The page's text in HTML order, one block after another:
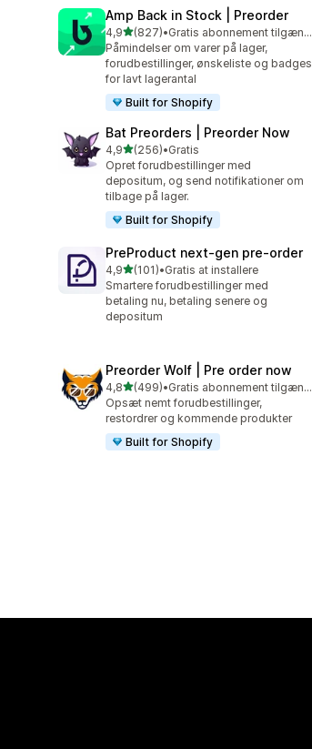
Amp Back in Stock | Preorder
4,9ud af 5 stjerner
(827)
827 anmeldelser i alt
•
Gratis abonnement tilgængeligt
Påmindelser om varer på lager,
forudbestillinger, ønskeliste og badges
for lavt lagerantal
Built for Shopify
Bat Preorders | Preorder Now
4,9ud af 5 stjerner
(256)
256 anmeldelser i alt
•Gratis
Opret forudbestillinger med
depositum, og send notifikationer om
tilbage på lager.
Built for Shopify
PreProduct next‑gen pre‑order
4,9ud af 5 stjerner
(101)
101 anmeldelser i alt
•Gratis at installere
Smartere forudbestillinger med
betaling nu, betaling senere og
depositum
Preorder Wolf | Pre order now
4,8ud af 5 stjerner
(499)
499 anmeldelser i alt
•
Gratis abonnement tilgængeligt
Opsæt nemt forudbestillinger,
restordrer og kommende produkter
Built for Shopify